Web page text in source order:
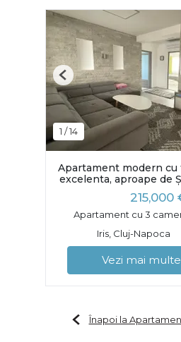
1 /14
Previous
Apartament modern cu
excelenta, aproape de
215,000
Apartament cu 3
Iris, Cluj-Napoca
Vezi mai
Înapoi la